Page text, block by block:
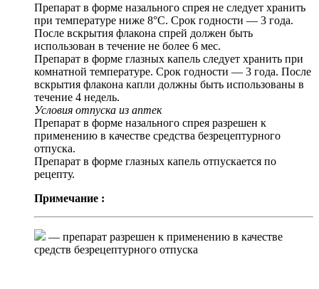
Препарат в форме назального спрея не следует хранить
при температуре ниже 8°C. Срок годности — 3 года.
После вскрытия флакона спрей должен быть
использован в течение не более 6 мес.
Препарат в форме глазных капель следует хранить при
комнатной температуре. Срок годности — 3 года. После
вскрытия флакона капли должны быть использованы в
течение 4 недель.
Условия отпуска из аптек
Препарат в форме назального спрея разрешен к
применению в качестве средства безрецептурного
отпуска.
Препарат в форме глазных капель отпускается по
рецепту.
Примечание :
— препарат разрешен к применению в качестве
средств безрецептурного отпуска